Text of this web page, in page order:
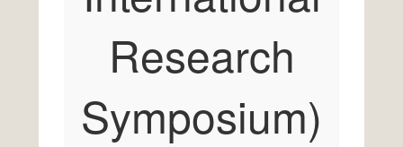
Research
Symposium)